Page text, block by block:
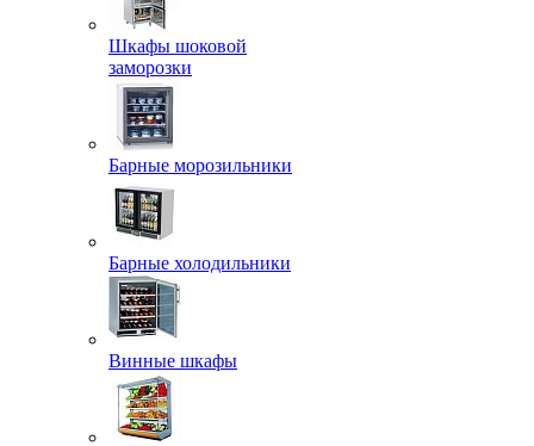
Шкафы шоковой
заморозки
Барные морозильники
Барные холодильники
Винные шкафы